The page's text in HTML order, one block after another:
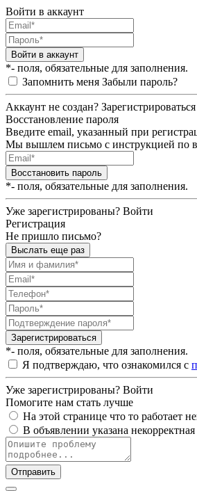
Войти в аккаунт
Войти в аккаунт
*- поля, обязательные для заполнения.
Запомнить меня Забыли пароль?
Аккаунт не создан? Зарегистрироваться
Восстановление пароля
Введите email, указанный при
Мы вышлем письмо с инструкцией по
Восстановить пароль
*- поля, обязательные для заполнения.
Уже зарегистрированы? Войти
Регистрация
Не пришло письмо?
Выслать еще раз
Зарегистрироваться
*- поля, обязательные для заполнения.
Я подтверждаю, что ознакомился с
Уже зарегистрированы? Войти
Помогите нам стать лучше
На этой странице что то работает
В объявлении указана
Отправить